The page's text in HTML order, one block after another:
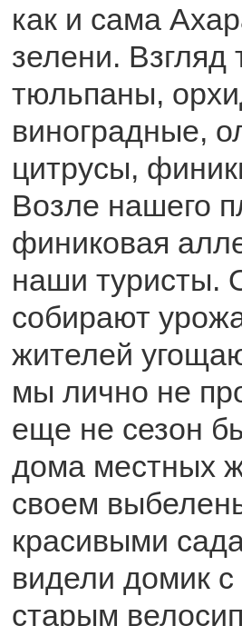
как и сама
зелени. Взгляд
тюльпаны,
виноградные,
цитрусы,
Возле нашего
финиковая
наши туристы.
собирают
жителей
мы лично не
еще не сезон
дома местных
своем
красивыми
видели домик
старым